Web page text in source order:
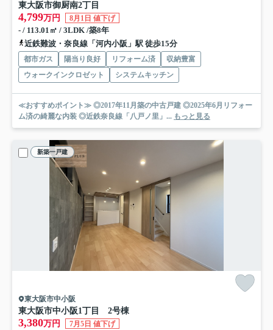
東大阪市御厨南2丁目
4,799万円 8月1日 値下げ
- / 113.01㎡ / 3LDK /築8年
近鉄難波・奈良線「河内小阪」駅 徒歩15分
都市ガス 陽当り良好 リフォーム済
収納豊富
ウォークインクロゼット
システムキッチン
≪おすすめポイント≫ ◎2017年11月築の中古戸建 ◎2025年6月リフォー
ム済の綺麗な内装 ◎近鉄奈良線「八戸ノ里」... もっと見る
新築一戸建
東大阪市中小阪
東大阪市中小阪1丁目 2号棟
3,380万円 7月5日 値下げ